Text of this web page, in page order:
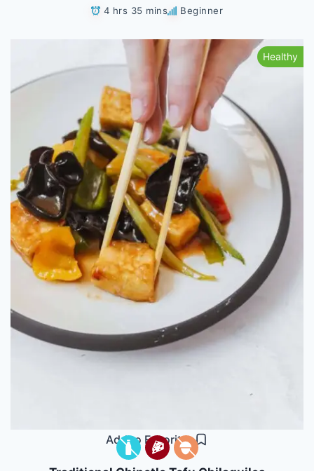
4 hrs 35 mins Beginner
Add to Favorites
Healthy